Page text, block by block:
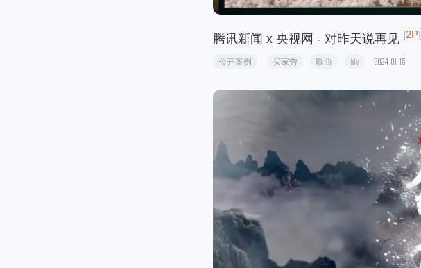
腾讯新闻 x 央视网 - 对昨天说再见 [2P]
公开案例 买家秀 歌曲 MV 2024.01.15